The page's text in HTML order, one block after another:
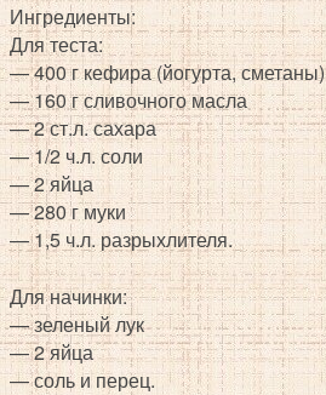
Ингредиенты:
Для теста:
— 400 г кефира (йогурта, сметаны)
— 160 г сливочного масла
— 2 ст.л. сахара
— 1/2 ч.л. соли
— 2 яйца
— 280 г муки
— 1,5 ч.л. разрыхлителя.
Для начинки:
— зеленый лук
— 2 яйца
— соль и перец.